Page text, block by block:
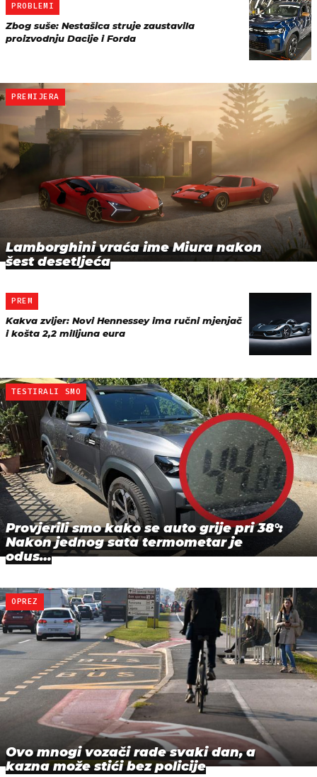
PROBLEMI
Zbog suše: Nestašica struje zaustavila
proizvodnju Dacije i Forda
PREMIJERA
Lamborghini vraća ime Miura nakon
šest desetljeća
PREM
Kakva zvijer: Novi Hennessey ima ručni mjenjač
i košta 2,2 milijuna eura
TESTIRALI SMO
Provjerili smo kako se auto grije pri 38°:
Nakon jednog sata termometar je
odus…
OPREZ
Ovo mnogi vozači rade svaki dan, a
kazna može stići bez policije